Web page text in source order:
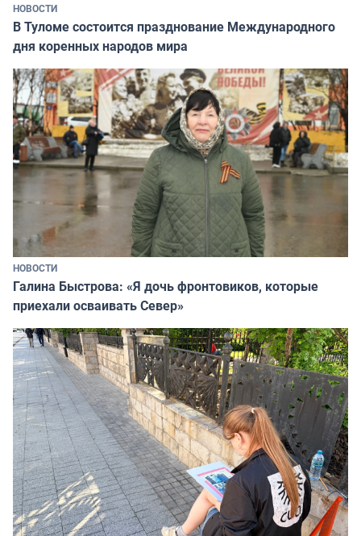
НОВОСТИ
В Туломе состоится празднование Международного
дня коренных народов мира
НОВОСТИ
Галина Быстрова: «Я дочь фронтовиков, которые
приехали осваивать Север»